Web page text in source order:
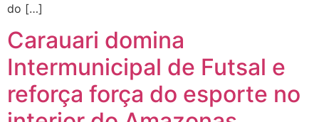
do […]
Carauari domina
Intermunicipal de Futsal e
reforça força do esporte no